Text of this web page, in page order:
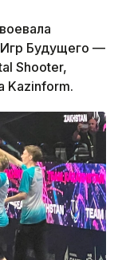
Будущего —
Shooter,
Kazinform.